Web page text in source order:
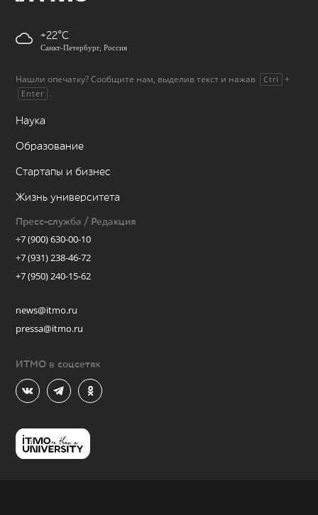
+22
Санкт-Петербург, Россия
Нашли опечатку? Сообщите нам, выделив текст и нажав Ctrl +
Enter .
Наука
Образование
Стартапы и бизнес
Жизнь университета
Пресс-служба / Редакция
+7 (900) 630-00-10
+7 (931) 238-46-72
+7 (950) 240-15-62
news@itmo.ru
pressa@itmo.ru
ИТМО в соцсетях